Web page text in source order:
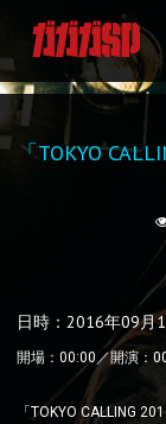
「TOKYO
日時：2016年09月
開場：00:00／開演：
「TOKYO CALLING